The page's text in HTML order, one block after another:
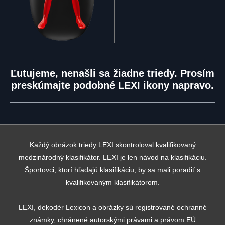
Ľutujeme, nenašli sa žiadne triedy. Prosím
preskúmajte podobné LEXI ikony napravo.
Každý obrázok triedy LEXI skontroloval kvalifikovaný
medzinárodný klasifikátor. LEXI je len návod na klasifikáciu.
Športovci, ktorí hľadajú klasifikáciu, by sa mali poradiť s
kvalifikovaným klasifikátorom.
LEXI, dekodér Lexicon a obrázky sú registrované ochranné
známky, chránené autorskými právami a právom EÚ